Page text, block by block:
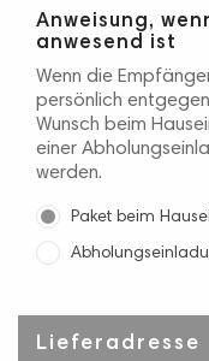
Anweisung,
anwesend ist
Wenn die
persönlich
Wunsch beim
einer
werden.
Paket beim
Lieferadresse